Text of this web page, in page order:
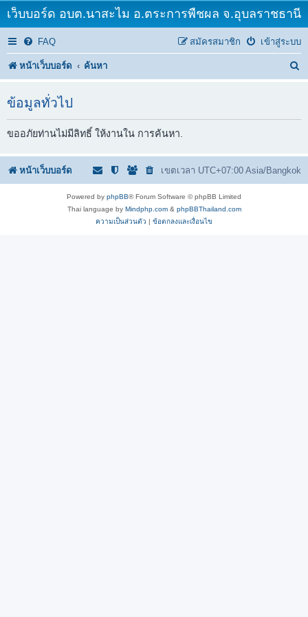
เว็บบอร์ด อบต.นาสะไม อ.ตระการพืชผล จ.อุบลราชธานี
FAQ เข้าสู่ระบบ
สมัครสมาชิก
หน้าเว็บบอร์ด ค้นหา
ข้อมูลทั่วไป
ขออภัยท่านไม่มีลิทธิ์ ให้งานใน การค้นหา.
หน้าเว็บบอร์ด เขตเวลา UTC+07:00 Asia/Bangkok
Powered by phpBB® Forum Software © phpBB Limited
Thai language by Mindphp.com& phpBBThailand.com
ความเป็นส่วนตัว | ข้อตกลงและเงื่อนไข